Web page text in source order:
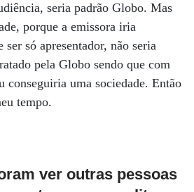
seria padrão Globo. Mas
porque a emissora iria
só apresentador, não seria
pela Globo sendo que com
conseguiria uma sociedade. Então
tempo.
ver outras pessoas